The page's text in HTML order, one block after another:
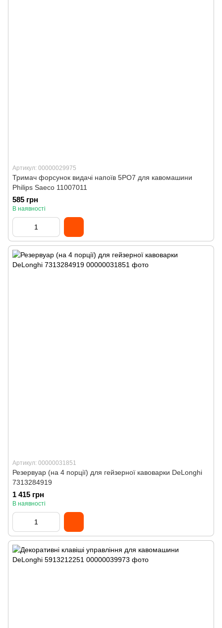
Артикул: 00000029975
Тримач форсунок видачі напоїв 5РО7 для кавомашини
Philips Saeco 11007011
585 грн
В наявності
Артикул: 00000031851
Резервуар (на 4 порції) для гейзерної кавоварки DeLonghi
7313284919
1 415 грн
В наявності